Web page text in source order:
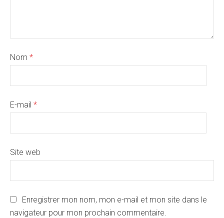
Nom *
E-mail *
Site web
Enregistrer mon nom, mon e-mail et mon site dans le
navigateur pour mon prochain commentaire.